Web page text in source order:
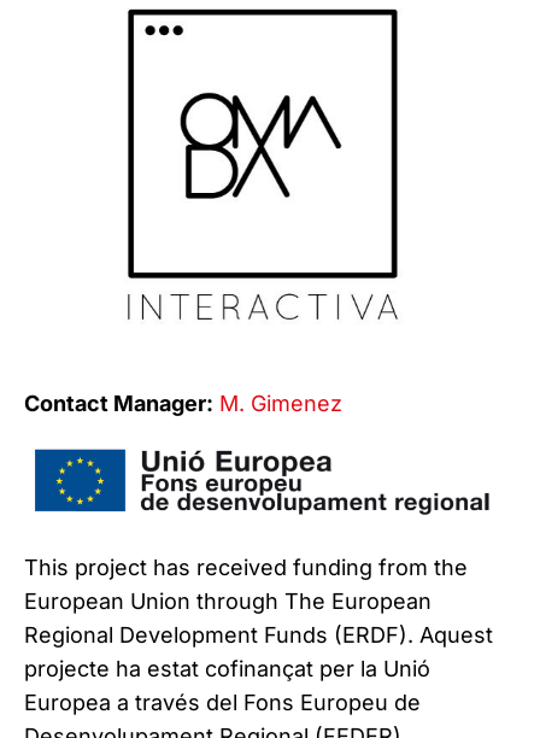
Contact Manager: M. Gimenez
This project has received funding from the
European Union through The European
Regional Development Funds (ERDF). Aquest
projecte ha estat cofinançat per la Unió
Europea a través del Fons Europeu de